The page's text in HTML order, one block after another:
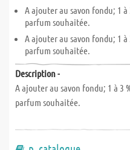
A ajouter au savon fondu; 1
parfum souhaitée.
A ajouter au savon fondu; 1
parfum souhaitée.
Description -
A ajouter au savon fondu; 1 à
parfum souhaitée.